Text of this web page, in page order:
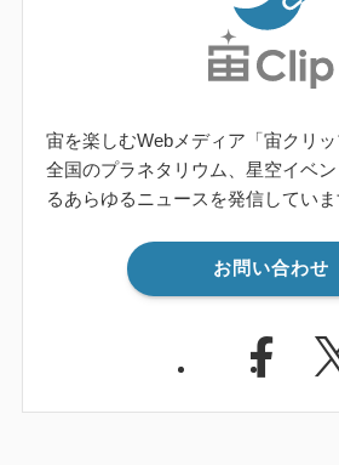
宙を楽しむWebメディア「宙クリッ
全国のプラネタリウム、星空イベ
るあらゆるニュースを発信していま
お問い合わせ